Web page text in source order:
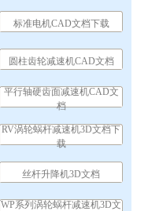
标准电机CAD文档下载
圆柱齿轮减速机CAD文档
平行轴硬齿面减速机CAD文
档
RV涡轮蜗杆减速机3D文档下
载
丝杆升降机3D文档
WP系列涡轮蜗杆减速机3D文